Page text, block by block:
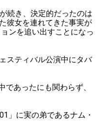
続き、決定的だったのは
彼女を連れてきた事実が
ンを追い出すことになっ
スティバル公演中にタバ
あったにも関わらず、
」に実の弟であるナム・